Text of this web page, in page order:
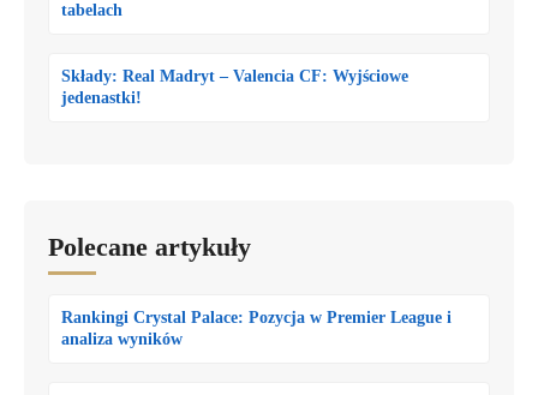
tabelach
Składy: Real Madryt – Valencia CF: Wyjściowe
jedenastki!
Polecane artykuły
Rankingi Crystal Palace: Pozycja w Premier League i
analiza wyników